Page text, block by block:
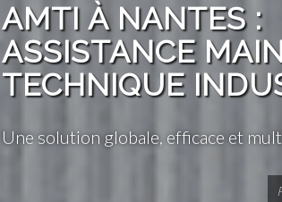
AMTI À NANTES :
ASSISTANCE
TECHNIQUE
Une solution globale, efficace et